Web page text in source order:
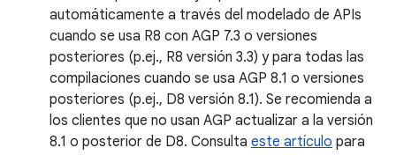
automáticamente a través del modelado de APIs
cuando se usa R8 con AGP 7.3 o versiones
posteriores (p.ej., R8 versión 3.3) y para todas las
compilaciones cuando se usa AGP 8.1 o versiones
posteriores (p.ej., D8 versión 8.1). Se recomienda a
los clientes que no usan AGP actualizar a la versión
8.1 o posterior de D8. Consulta este artículo para